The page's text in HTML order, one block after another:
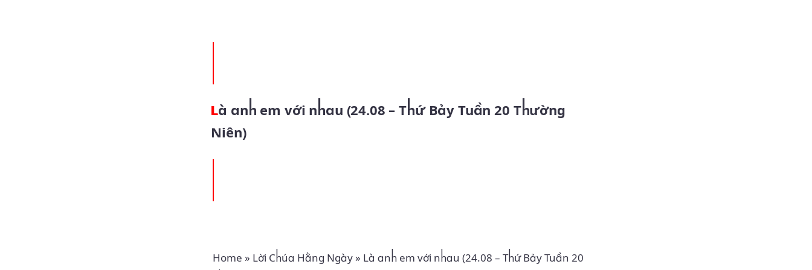
Là anh em với nhau (24.08 – Thứ Bảy Tuần 20 Thường
Niên)
Home » Lời Chúa Hằng Ngày» Là anh em với nhau (24.08 – Thứ Bảy Tuần 20